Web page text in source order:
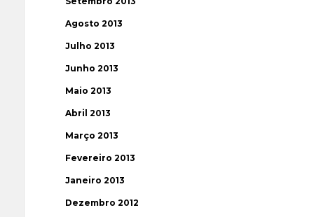
Agosto 2013
Julho 2013
Junho 2013
Maio 2013
Abril 2013
Março 2013
Fevereiro 2013
Janeiro 2013
Dezembro 2012